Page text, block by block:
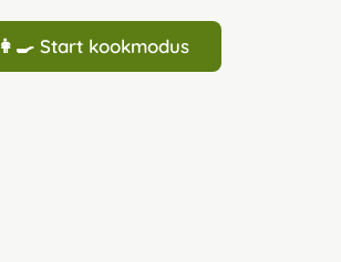
👩‍🍳 Start kookmodus